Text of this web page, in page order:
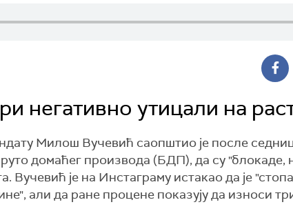
негативно утицали на
Милош Вучевић саопштио је после
домаћег производа (БДП), да су "блокаде,
Вучевић је на Инстаграму истакао да је
али да ране процене показују да износи